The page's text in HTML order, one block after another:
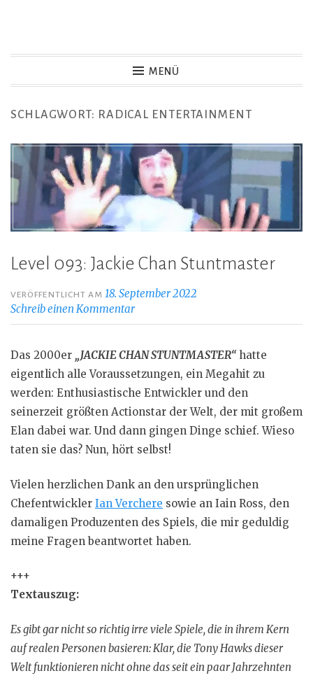
Game Not Over
MENÜ
SCHLAGWORT: RADICAL ENTERTAINMENT
Level 093: Jackie Chan Stuntmaster
VERÖFFENTLICHT AM18. September 2022
Schreib einen Kommentar
Das 2000er „JACKIE CHAN STUNTMASTER“ hatte
eigentlich alle Voraussetzungen, ein Megahit zu
werden: Enthusiastische Entwickler und den
seinerzeit größten Actionstar der Welt, der mit großem
Elan dabei war. Und dann gingen Dinge schief. Wieso
taten sie das? Nun, hört selbst!
Vielen herzlichen Dank an den ursprünglichen
Chefentwickler Ian Verchere sowie an Iain Ross, den
damaligen Produzenten des Spiels, die mir geduldig
meine Fragen beantwortet haben.
+++
Textauszug:
Es gibt gar nicht so richtig irre viele Spiele, die in ihrem Kern
auf realen Personen basieren: Klar, die Tony Hawks dieser
Welt funktionieren nicht ohne das seit ein paar Jahrzehnten